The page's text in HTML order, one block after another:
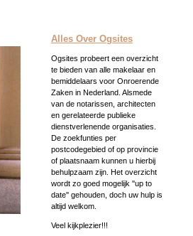
Alles Over Ogsites
Ogsites probeert een overzicht
te bieden van alle makelaar en
bemiddelaars voor Onroerende
Zaken in Nederland. Alsmede
van de notarissen, architecten
en gerelateerde publieke
dienstverlenende organisaties.
De zoekfunties per
postcodegebied of op provincie
of plaatsnaam kunnen u hierbij
behulpzaam zijn. Het overzicht
wordt zo goed mogelijk ''up to
date'' gehouden, doch uw hulp is
altijd welkom.
Veel kijkplezier!!!